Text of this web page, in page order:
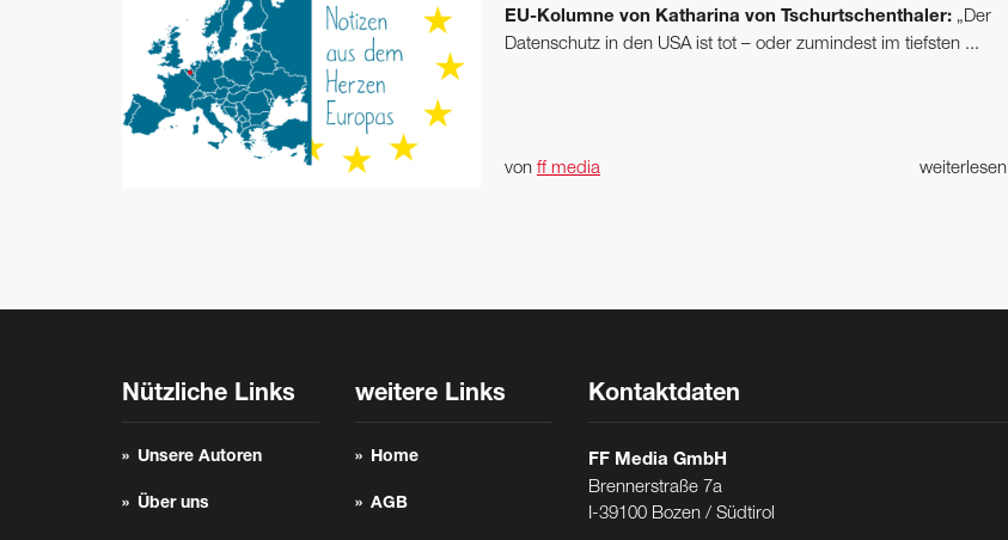
EU-Kolumne von Katharina von Tschurtschenthaler: „Der
Datenschutz in den USA ist tot – oder zumindest im tiefsten ...
weiterlesen
von ff media
Nützliche Links
Unsere Autoren
Über uns
weitere Links
Home
AGB
Kontaktdaten
FF Media GmbH
Brennerstraße 7a
I-39100 Bozen / Südtirol